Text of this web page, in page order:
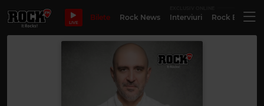
LIVE
Bilete Rock News Interviuri Rock